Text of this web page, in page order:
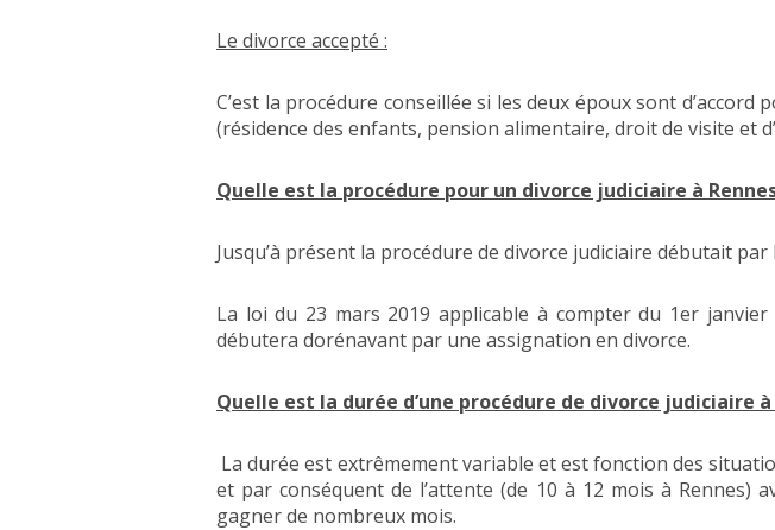
Le divorce accepté :
C’est la procédure conseillée si les deux époux sont
(résidence des enfants, pension alimentaire, droit de visite et
Quelle est la procédure pour un divorce judiciaire à
Jusqu’à présent la procédure de divorce judiciaire débutait
La loi du 23 mars 2019 applicable à compter du 1er
débutera dorénavant par une assignation en divorce.
Quelle est la durée d’une procédure de divorce judiciaire à
La durée est extrêmement variable et est fonction des
et par conséquent de l’attente (de 10 à 12 mois à Rennes)
gagner de nombreux mois.